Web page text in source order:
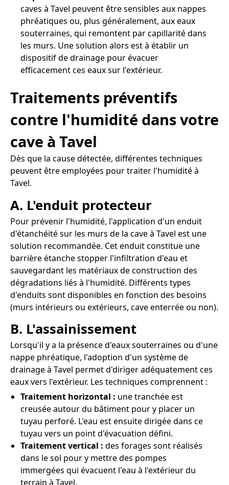
caves à Tavel peuvent être sensibles aux nappes
phréatiques ou, plus généralement, aux eaux
souterraines, qui remontent par capillarité dans
les murs. Une solution alors est à établir un
dispositif de drainage pour évacuer
efficacement ces eaux sur l'extérieur.
Traitements préventifs
contre l'humidité dans votre
cave à Tavel
Dès que la cause détectée, différentes techniques
peuvent être employées pour traiter l'humidité à
Tavel.
A. L'enduit protecteur
Pour prévenir l'humidité, l'application d'un enduit
d'étanchéité sur les murs de la cave à Tavel est une
solution recommandée. Cet enduit constitue une
barrière étanche stopper l'infiltration d'eau et
sauvegardant les matériaux de construction des
dégradations liés à l'humidité. Différents types
d'enduits sont disponibles en fonction des besoins
(murs intérieurs ou extérieurs, cave enterrée ou non).
B. L'assainissement
Lorsqu'il y a la présence d'eaux souterraines ou d'une
nappe phréatique, l'adoption d'un système de
drainage à Tavel permet d'diriger adéquatement ces
eaux vers l'extérieur. Les techniques comprennent :
Traitement horizontal : une tranchée est
creusée autour du bâtiment pour y placer un
tuyau perforé. L'eau est ensuite dirigée dans ce
tuyau vers un point d'évacuation défini.
Traitement vertical : des forages sont réalisés
dans le sol pour y mettre des pompes
immergées qui évacuent l'eau à l'extérieur du
terrain à Tavel.